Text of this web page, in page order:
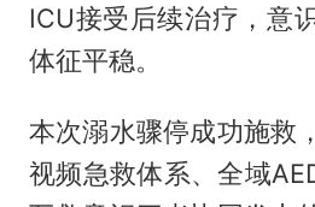
ICU接受后续治疗，意
体征平稳。
本次溺水骤停成功施救
视频急救体系、全域